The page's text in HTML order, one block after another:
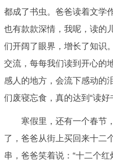
都成了书虫。爸爸读着文学
也有款款深情，我呢，读的
们开阔了眼界，增长了知识
交流，每每我们读到开心的
感人的地方，会流下感动
们废寝忘食，真的达到“读好
寒假里，还有一个春节
了，爸爸从街上买回来十二
串，爸爸笑着说：“十二个